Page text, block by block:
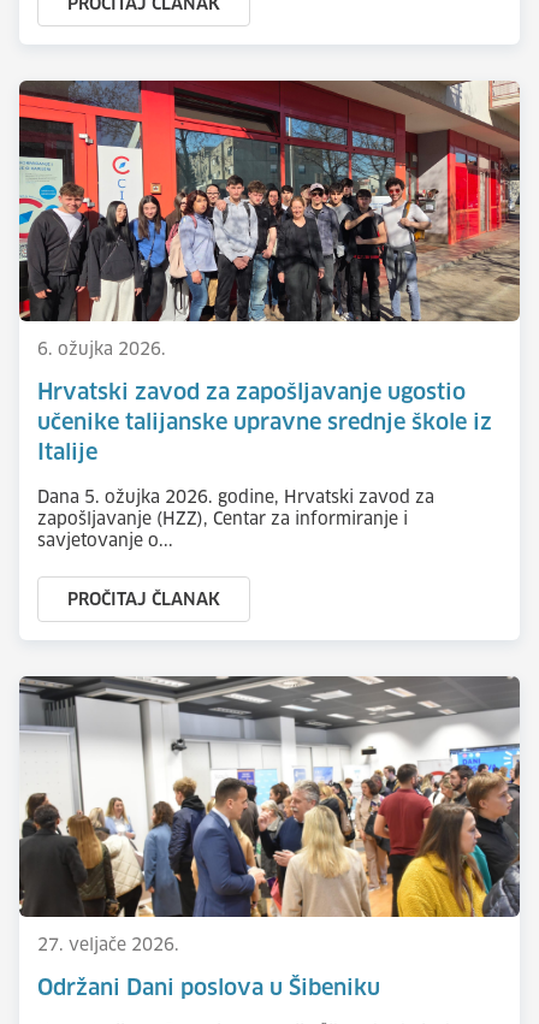
PROČITAJ ČLANAK
6. ožujka 2026.
Hrvatski zavod za zapošljavanje ugostio
učenike talijanske upravne srednje škole iz
Italije
Dana 5. ožujka 2026. godine, Hrvatski zavod za
zapošljavanje (HZZ), Centar za informiranje i
savjetovanje o...
PROČITAJ ČLANAK
27. veljače 2026.
Održani Dani poslova u Šibeniku